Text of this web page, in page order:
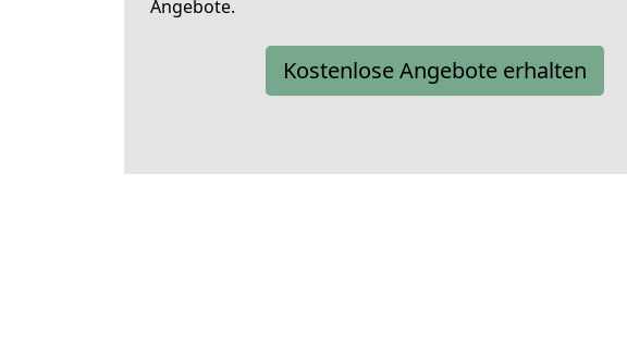
Angebote.
Kostenlose Angebote erhalten